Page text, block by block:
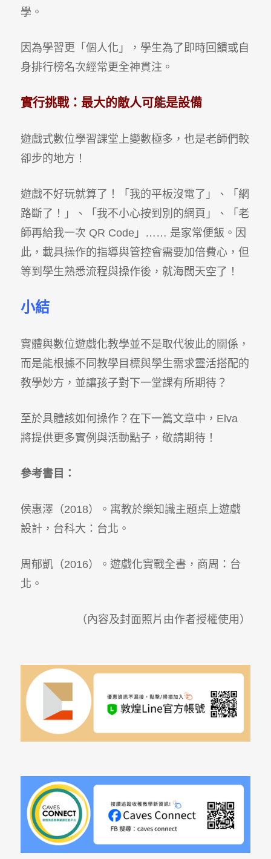
學。
因為學習更「個人化」，學生為了即時回饋或自
身排行榜名次經常更全神貫注。
實行挑戰：最大的敵人可能是設備
遊戲式數位學習課堂上變數極多，也是老師們較
卻步的地方！
遊戲不好玩就算了！「我的平板沒電了」、「網
路斷了！」、「我不小心按到別的網頁」、「老
師再給我一次 QR Code」 …… 是家常便飯。因
此，載具操作的指導與管控會需要加倍費心，但
等到學生熟悉流程與操作後，就海闊天空了！
小結
實體與數位遊戲化教學並不是取代彼此的關係，
而是能根據不同教學目標與學生需求靈活搭配的
教學妙方，並讓孩子對下一堂課有所期待？
至於具體該如何操作？在下一篇文章中， Elva
將提供更多實例與活動點子，敬請期待！
參考書目：
侯惠澤（2018）。寓教於樂知識主題桌上遊戲
設計，台科大：台北。
周郁凱（2016）。遊戲化實戰全書，商周：台
北。
（內容及封面照片由作者授權使用）